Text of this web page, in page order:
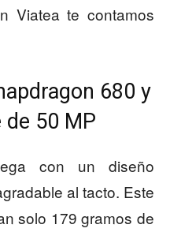
Viatea te contamos
680 y
50 MP
con un diseño
al tacto. Este
solo 179 gramos de